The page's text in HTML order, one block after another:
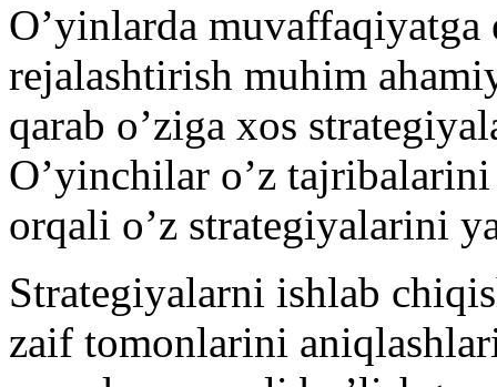
O’yinlarda
rejalashtirish muhim
qarab o’ziga xos
O’yinchilar o’z
orqali o’z strategiyalarini
Strategiyalarni ishlab
zaif tomonlarini